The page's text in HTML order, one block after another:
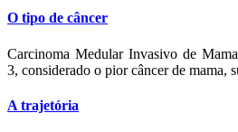
O tipo de câncer
Carcinoma Medular Invasivo de
3, considerado o pior câncer de mama,
A trajetória